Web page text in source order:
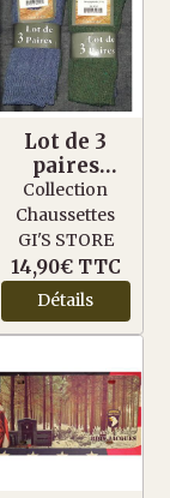
Lot de 3
paires
Chaussettes
Campagnar
de Vert-
Gris-Bleu
Collection
Chaussettes
GI'S STORE
14,90€ TTC
Détails